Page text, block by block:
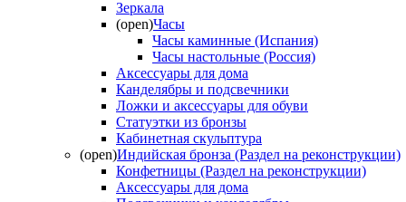
Зеркала
(open)Часы
Часы каминные (Испания)
Часы настольные (Россия)
Аксессуары для дома
Канделябры и подсвечники
Ложки и аксессуары для обуви
Статуэтки из бронзы
Кабинетная скульптура
(open)Индийская бронза (Раздел на реконструкции)
Конфетницы (Раздел на реконструкции)
Аксессуары для дома